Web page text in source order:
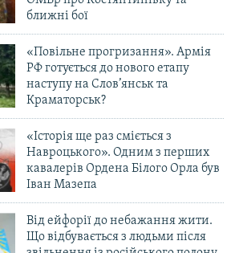
ближні бої
«Повільне прогризання». Армія
РФ готується до нового етапу
наступу на Слов’янськ та
Краматорськ?
«Історія ще раз сміється з
Навроцького». Одним з перших
кавалерів Ордена Білого Орла був
Іван Мазепа
Від ейфорії до небажання жити.
Що відбувається з людьми після